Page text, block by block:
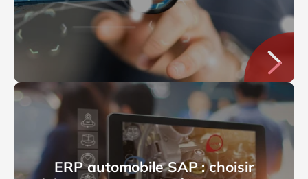
ERP automobile SAP : choisir